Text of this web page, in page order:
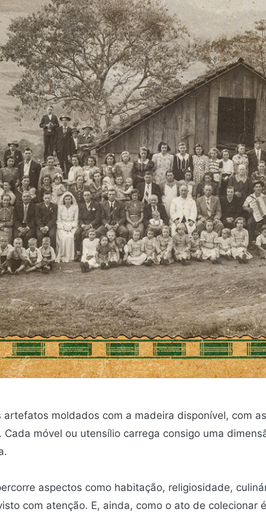
artefatos moldados com a madeira disponível, com
móvel ou utensílio carrega consigo uma
aspectos como habitação, religiosidade,
com atenção. E, ainda, como o ato de colecionar